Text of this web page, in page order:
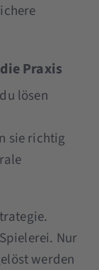
Praxis
lösen
sie richtig
Nur
werden